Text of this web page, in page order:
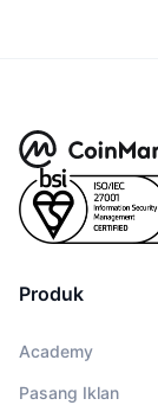
Produk
Academy
Pasang Iklan